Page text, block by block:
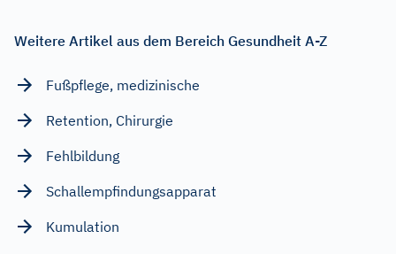
Weitere Artikel aus dem Bereich Gesundheit A-Z
Fußpflege, medizinische
Retention, Chirurgie
Fehlbildung
Schallempfindungsapparat
Kumulation